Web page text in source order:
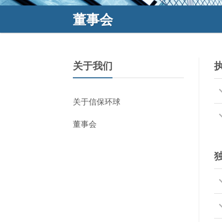
董事会
关于我们
关于信保环球
董事会